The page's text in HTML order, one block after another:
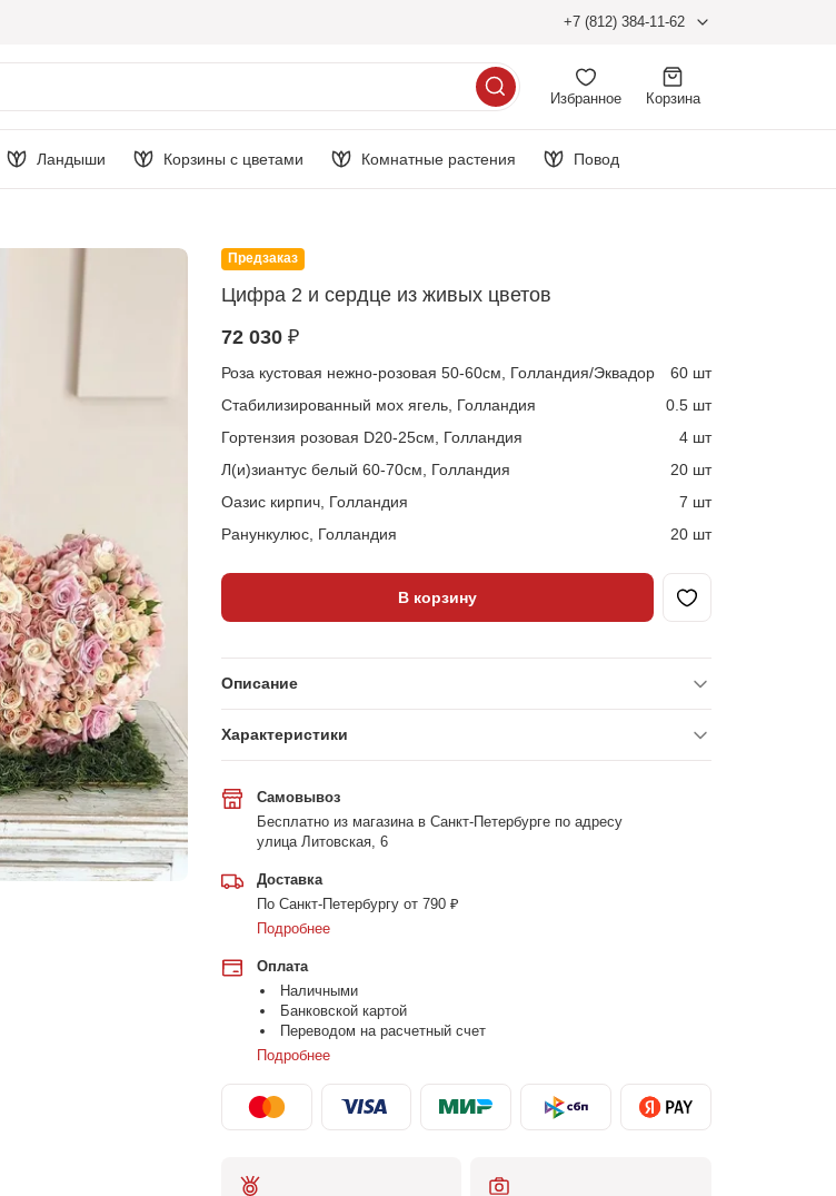
+7 (812) 384-11-62
Избранное Корзина
Ландыши Корзины с цветами Комнатные растения Повод
Предзаказ
Цифра 2 и сердце из живых цветов
72 030 ₽
Роза кустовая нежно-розовая 50-60см, Голландия/Эквадор
60 шт
Стабилизированный мох ягель, Голландия
0.5 шт
Гортензия розовая D20-25см, Голландия
4 шт
Л(и)зиантус белый 60-70см, Голландия
20 шт
Оазис кирпич, Голландия
7 шт
Ранункулюс, Голландия
20 шт
В корзину
Описание
Характеристики
Самовывоз
Бесплатно из магазина в Санкт-Петербурге по адресу
улица Литовская, 6
Доставка
По Санкт-Петербургу от 790 ₽
Подробнее
Оплата
Наличными
Банковской картой
Переводом на расчетный счет
Подробнее